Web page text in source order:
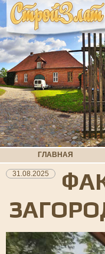
ГЛАВНАЯ
31.08.2025